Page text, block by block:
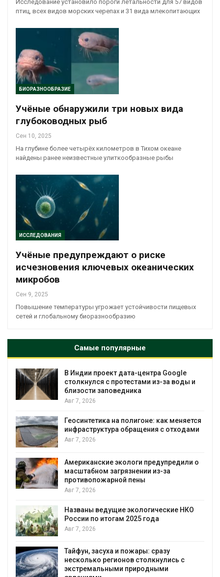
Исследование установило пороги летальности для 57 видов
птиц, всех видов морских черепах и 31 вида млекопитающих
БИОРАЗНООБРАЗИЕ
Учёные обнаружили три новых вида
глубоководных рыб
Сен 10, 2025
На глубине более четырёх километров в Тихом океане
найдены ранее неизвестные улиткообразные рыбы
ИССЛЕДОВАНИЯ
Учёные предупреждают о риске
исчезновения ключевых океанических
микробов
Сен 9, 2025
Повышение температуры угрожает устойчивости пищевых
сетей и глобальному биоразнообразию
Самые популярные
В Индии проект дата-центра Google
столкнулся с протестами из-за воды и
близости заповедника
Авг 7, 2026
Геосинтетика на полигоне: как меняется
инфраструктура обращения с отходами
Авг 7, 2026
Американские экологи предупредили о
масштабном загрязнении из-за
противопожарной пены
Авг 7, 2026
Названы ведущие экологические НКО
России по итогам 2025 года
Авг 7, 2026
Тайфун, засуха и пожары: сразу
несколько регионов столкнулись с
экстремальными природными